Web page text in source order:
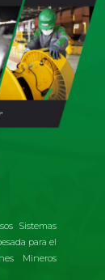
Sistemas
para el
Mineros